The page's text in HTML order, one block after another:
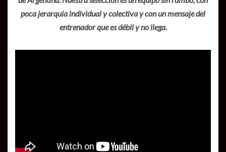
poca jerarquía individual y colectiva y con un mensaje del
entrenador que es débil y no llega.